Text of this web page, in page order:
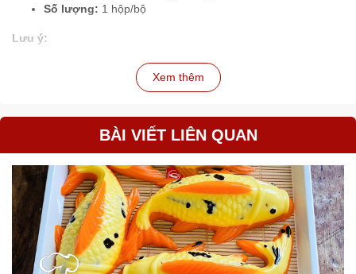
Số lượng: 1 hộp/bộ
Lưu ý:
Hộp được giao phẳng, khách hàng cần tự gập thành hộp
hoàn chỉnh theo hướng dẫn.
do điều kiện ánh sáng và góc chụp.
Hộp Trung Thu Thỏ Đoàn Viên - Mang đến niềm vui và sự
may mắn cho mùa Trung Thu của bạn!
Xem thêm
BÀI VIẾT LIÊN QUAN